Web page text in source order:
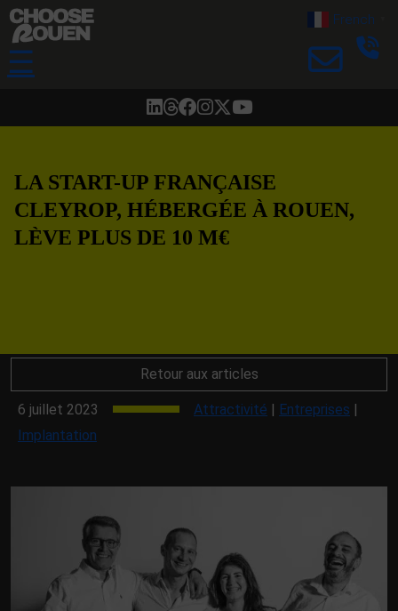
☰
French
LA START-UP FRANÇAISE
CLEYROP, HÉBERGÉE À ROUEN,
LÈVE PLUS DE 10 M€
Retour aux articles
6 juillet 2023 Attractivité | Entreprises |
Implantation